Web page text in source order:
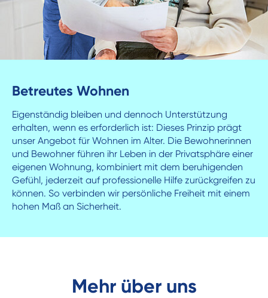
Betreutes Wohnen
Eigenständig bleiben und dennoch Unterstützung
erhalten, wenn es erforderlich ist: Dieses Prinzip prägt
unser Angebot für Wohnen im Alter. Die Bewohnerinnen
und Bewohner führen ihr Leben in der Privatsphäre einer
eigenen Wohnung, kombiniert mit dem beruhigenden
Gefühl, jederzeit auf professionelle Hilfe zurückgreifen zu
können. So verbinden wir persönliche Freiheit mit einem
hohen Maß an Sicherheit.
Mehr über uns